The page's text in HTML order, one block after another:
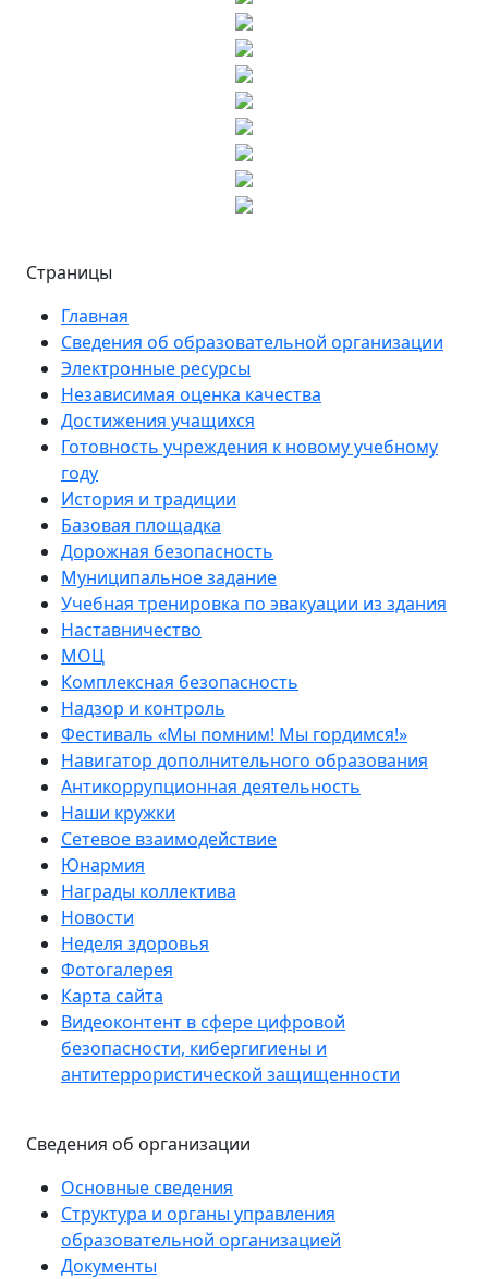
Страницы
Главная
Сведения об образовательной организации
Электронные ресурсы
Независимая оценка качества
Достижения учащихся
Готовность учреждения к новому учебному
году
История и традиции
Базовая площадка
Дорожная безопасность
Муниципальное задание
Учебная тренировка по эвакуации из здания
Наставничество
МОЦ
Комплексная безопасность
Надзор и контроль
Фестиваль «Мы помним! Мы гордимся!»
Навигатор дополнительного образования
Антикоррупционная деятельность
Наши кружки
Сетевое взаимодействие
Юнармия
Награды коллектива
Новости
Неделя здоровья
Фотогалерея
Карта сайта
Видеоконтент в сфере цифровой
безопасности, кибергигиены и
антитеррористической защищенности
Сведения об организации
Основные сведения
Структура и органы управления
образовательной организацией
Документы